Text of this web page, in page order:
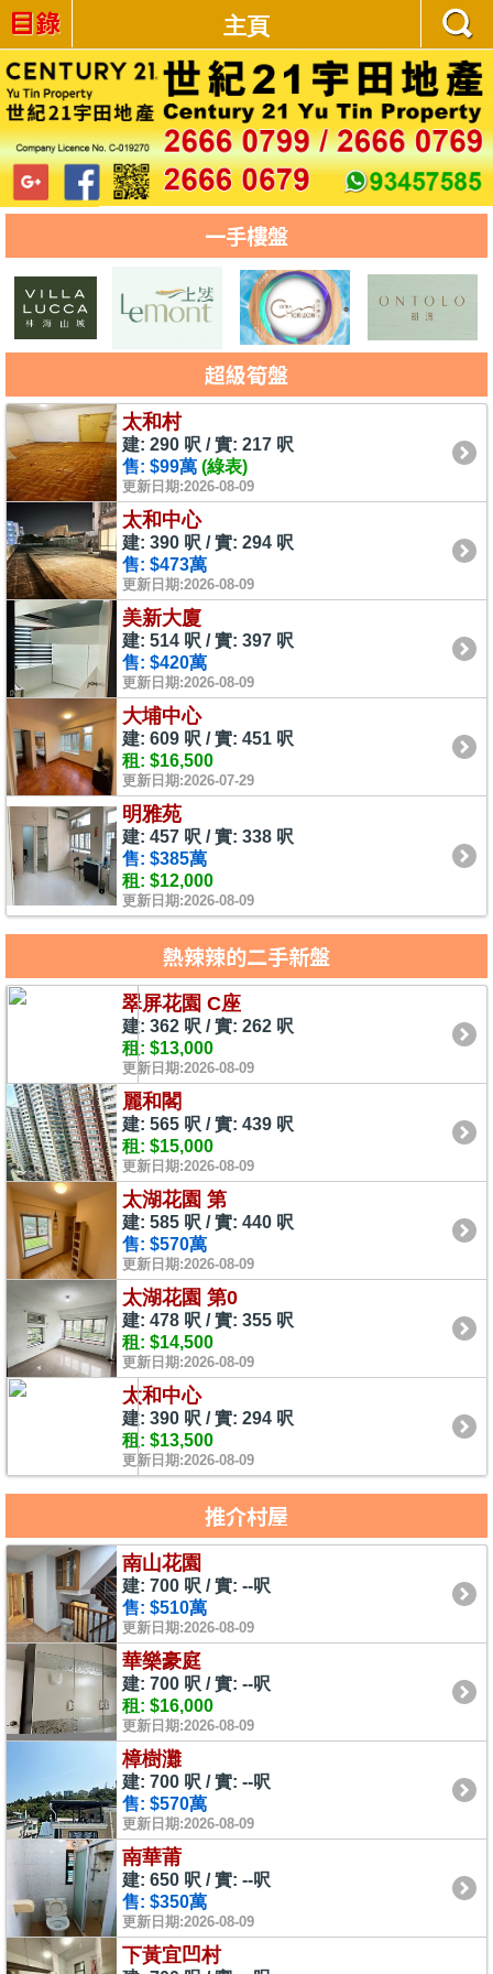
主頁
一手樓盤
超級筍盤
太和村
建: 290 呎 / 實: 217 呎
售: $99萬 (綠表)
更新日期:2026-08-09
太和中心
建: 390 呎 / 實: 294 呎
售: $473萬
更新日期:2026-08-09
美新大廈
建: 514 呎 / 實: 397 呎
售: $420萬
更新日期:2026-08-09
大埔中心
建: 609 呎 / 實: 451 呎
租: $16,500
更新日期:2026-07-29
明雅苑
建: 457 呎 / 實: 338 呎
售: $385萬
租: $12,000
更新日期:2026-08-09
熱辣辣的二手新盤
翠屏花園 C座
建: 362 呎 / 實: 262 呎
租: $13,000
更新日期:2026-08-09
麗和閣
建: 565 呎 / 實: 439 呎
租: $15,000
更新日期:2026-08-09
太湖花園 第
建: 585 呎 / 實: 440 呎
售: $570萬
更新日期:2026-08-09
太湖花園 第0
建: 478 呎 / 實: 355 呎
租: $14,500
更新日期:2026-08-09
太和中心
建: 390 呎 / 實: 294 呎
租: $13,500
更新日期:2026-08-09
推介村屋
南山花園
建: 700 呎 / 實: --呎
售: $510萬
更新日期:2026-08-09
華樂豪庭
建: 700 呎 / 實: --呎
租: $16,000
更新日期:2026-08-09
樟樹灘
建: 700 呎 / 實: --呎
售: $570萬
更新日期:2026-08-09
南華莆
建: 650 呎 / 實: --呎
售: $350萬
更新日期:2026-08-09
下黃宜凹村